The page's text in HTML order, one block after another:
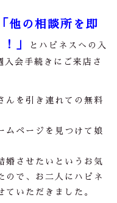
「他の相談所を即
」
とハピネスへの入
入会手続きにご来店さ
んを引き連れての無料
ムページを見つけて娘
婚させたいというお気
ので、お二人にハピネ
ていただきました。